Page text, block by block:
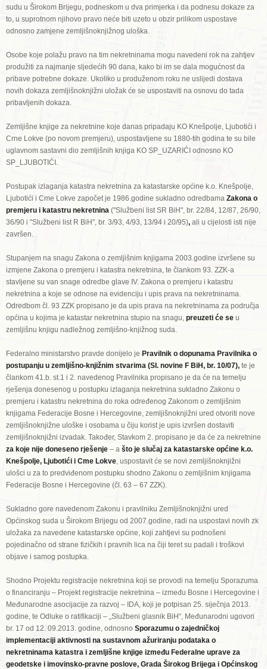
sudu u Širokom Brijegu, podneskom u dva primjerka i da podnesu dokaze za
to, u suprotnom njihovo pravo neće biti uzeto u obzir prilikom uspostave
odnosno zamjene zemljišnoknjižnog uloška.
Osobe koje polažu pravo na tim nekretninama mogu navedeni rok na zahtjev
produžiti za najmanje sljedećih 90 dana, kako bi im se dala mogućnost da
pribave potrebne dokaze. Ukoliko u produženom roku ne uslijedi dostava
novih dokaza zemljišnoknjižni uložak će se uspostaviti na osnovu do tada
pribavljenih dokaza.
Zemljišne knjige za nekretnine koje danas pripadaju KO Knešpolje, Ljubotići i
Crne Lokve (po novom premjeru), uspostavljene su 1880-tih godina te su bile
uglavnom sastavni dio zemljišnih knjiga KO SP_UZARIĆI odnosno KO
SP_LJUBOTIĆI.
Postupak izlaganja katastra nekretnina za katastarske općine k.o. Knešpolje,
Ljubotići i Cme Lokve započet je 1986.godine sukladno odredbama Zakona o
premjeru i katastru nekretnina ("Službeni list SR BiH", br. 22/84, 12/87, 26/90,
36/90 i "Službeni list R BiH", br. 3/93, 4/93, 13/94 i 20/95), ali u cijelosti isti nije
završen.
Stupanjem na snagu Zakona o zemljišnim knjigama 2003.godine izvršene su
izmjene Zakona o premjeru i katastra nekretnina, te člankom 93. ZZK-a
stavljene su van snage odredbe glave IV. Zakona o premjeru i katastru
nekretnina a koje se odnose na evidenciju i upis prava na nekretninama.
Odredbom čl. 93 ZZK propisano je da upis prava na nekretninama za područja
općina u kojima je katastar nekretnina stupio na snagu, preuzeti će se u
zemljišnu knjigu nadležnog zemljišno-knjižnog suda.
Federalno ministarstvo pravde donijelo je Pravilnik o dopunama Pravilnika o
postupanju u zemljišno-knjižnim stvarima (SI. novine F BiH, br. 10/07), te je
člankom 41.b. st.1 i 2. navedenog Pravilnika propisano je da će na temelju
rješenja donesenog u postupku izlaganja nekretnina sukladno Zakonu o
premjeru i katastru nekretnina do roka određenog Zakonom o zemljišnim
knjigama Federacije Bosne i Hercegovine, zemljišnoknjižni ured otvoriti nove
zemljišnoknjižne uloške i osobama u čiju korist je upis izvršen dostaviti
zemljišnoknjižni izvadak. Također, Stavkom 2. propisano je da će za nekretnine
za koje nije doneseno rješenje – a što je slučaj za katastarske općine k.o.
Knešpolje, Ljubotići i Cme Lokve, uspostavit će se novi zemljišnoknjižni
ulošci u za to predviđenom postupku shodno Zakonu o zemljišnim knjigama
Federacije Bosne i Hercegovine (čl. 63 – 67 ZZK).
Sukladno gore navedenom Zakonu i pravilniku Zemljišnoknjižni ured
Općinskog suda u Širokom Brijegu od 2007.godine, radi na uspostavi novih zk
uložaka za navedene katastarske općine, koji zahtjevi su podnošeni
pojedinačno od strane fizičkih i pravnih lica na čiji teret su padali i troškovi
objave i samog postupka.
Shodno Projektu registracije nekretnina koji se provodi na temelju Sporazuma
o financiranju – Projekt registracije nekretnina – između Bosne i Hercegovine i
Međunarodne asocijacije za razvoj – IDA, koji je potpisan 25. siječnja 2013.
godine, te Odluke o ratifikaciji – „Službeni glasnik BiH“, Međunarodni ugovori
br. 17 od 12. 09.2013. godine, odnosno Sporazumu o zajedničkoj
implementaciji aktivnosti na sustavnom ažuriranju podataka o
nekretninama katastra i zemljišne knjige između Federalne uprave za
geodetske i imovinsko-pravne poslove, Grada Širokog Brijega i Općinskog